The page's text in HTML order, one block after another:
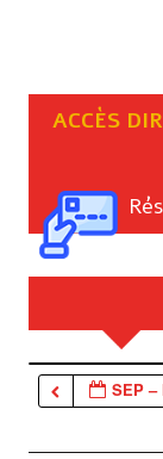
ACCÈS
SEP –